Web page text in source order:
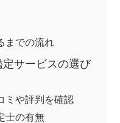
までの流れ
サービスの選び
ミや評判を確認
士の有無